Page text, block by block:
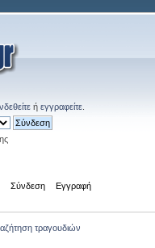
ή εγγραφείτε
Σύνδεση Εγγραφή
τραγουδιών